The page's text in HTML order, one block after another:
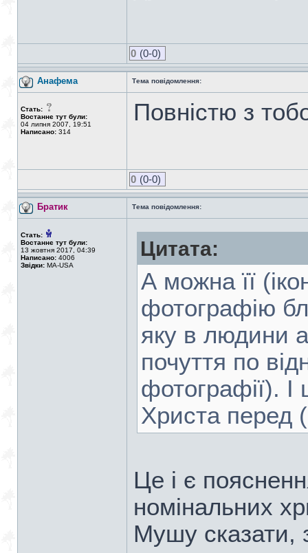
0 (0-0)
Анафема Тема повідомлення:
Стать:
Востаннє тут були:
04 липня 2007, 19:51
Написано: 314
Повністю з
0 (0-0)
Братик Тема повідомлення:
Стать:
Востаннє тут були:
13 жовтня 2017, 04:39
Написано: 4006
Звідки: MA-USA
Цитата:
А можна її
фотографію
яку в людини
почуття по
фотографії).
Христа перед
Це і є
номінальних
Мушу сказати,